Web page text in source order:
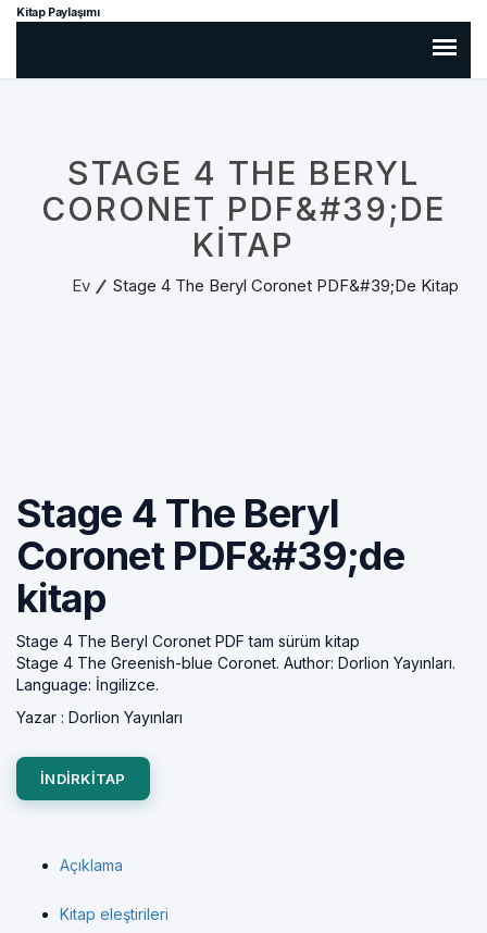
Kitap Paylaşımı
STAGE 4 THE BERYL
CORONET PDF&#39;DE
KITAP
Ev Stage 4 The Beryl Coronet PDF&#39;de Kitap
Stage 4 The Beryl
Coronet PDF&#39;de
kitap
Stage 4 The Beryl Coronet PDF tam sürüm kitap
Stage 4 The Greenish-blue Coronet. Author: Dorlion Yayınları.
Language: İngilizce.
Yazar : Dorlion Yayınları
INDIRKITAP
Açıklama
Kitap eleştirileri